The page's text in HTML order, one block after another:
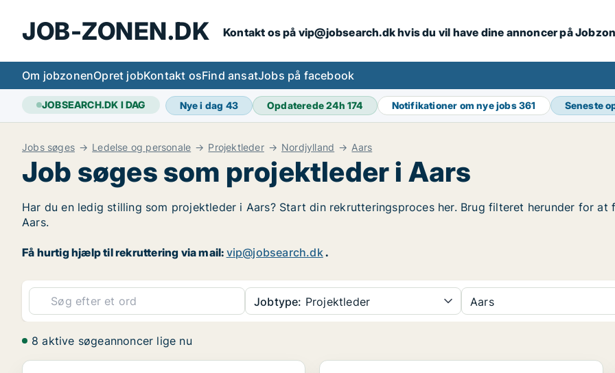
JOB-ZONEN.DK Kontakt os på vip@jobsearch.dk hvis du vil have dine annoncer på
Om jobzonenOpret jobKontakt osFind ansatJobs på facebook
JOBSEARCH.DK I DAG Nye i dag 43 Opdaterede 24h174 Notifikationer om nye jobs361 Seneste
Jobs søges Ledelse og personale Projektleder Nordjylland Aars
Job søges som projektleder i Aars
Har du en ledig stilling som projektleder i Aars? Start din rekrutteringsproces her. Brug filteret herunder for
Aars.
Få hurtig hjælp til rekruttering via mail: vip@jobsearch.dk.
Jobtype: Projektleder Aars
8 aktive søgeannoncer lige nu